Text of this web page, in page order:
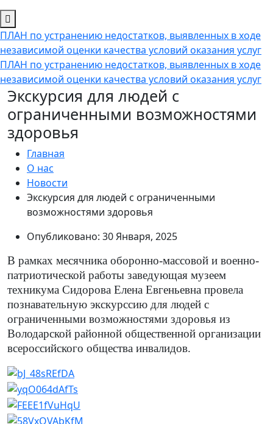
ПЛАН по устранению недостатков, выявленных в ходе
независимой оценки качества условий оказания услуг
ПЛАН по устранению недостатков, выявленных в ходе
независимой оценки качества условий оказания услуг
Экскурсия для людей с
ограниченными возможностями
здоровья
Главная
О нас
Новости
Экскурсия для людей с ограниченными
возможностями здоровья
Опубликовано: 30 Января, 2025
В рамках месячника оборонно-массовой и военно-
патриотической работы заведующая музеем
техникума Сидорова Елена Евгеньевна провела
познавательную экскурссию для людей с
ограниченными возможностями здоровья из
Володарской районной общественной организации
всероссийского общества инвалидов.